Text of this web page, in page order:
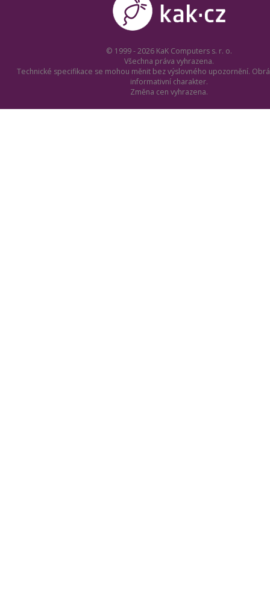
© 1999 - 2026 KaK Computers s. r. o.
Všechna práva vyhrazena.
Technické specifikace se mohou měnit bez výslovného upozornění.
informativní charakter.
Změna cen vyhrazena.